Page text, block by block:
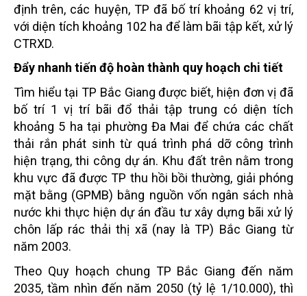
định trên, các huyện, TP đã bố trí khoảng 62 vị trí,
với diện tích khoảng 102 ha để làm bãi tập kết, xử lý
CTRXD.
Đẩy nhanh tiến độ hoàn thành quy hoạch chi tiết
Tìm hiểu tại TP Bắc Giang được biết, hiện đơn vị đã
bố trí 1 vị trí bãi đổ thải tập trung có diện tích
khoảng 5 ha tại phường Đa Mai để chứa các chất
thải rắn phát sinh từ quá trình phá dỡ công trình
hiện trạng, thi công dự án. Khu đất trên nằm trong
khu vực đã được TP thu hồi bồi thường, giải phóng
mặt bằng (GPMB) bằng nguồn vốn ngân sách nhà
nước khi thực hiện dự án đầu tư xây dựng bãi xử lý
chôn lấp rác thải thị xã (nay là TP) Bắc Giang từ
năm 2003.
Theo Quy hoạch chung TP Bắc Giang đến năm
2035, tầm nhìn đến năm 2050 (tỷ lệ 1/10.000), thì